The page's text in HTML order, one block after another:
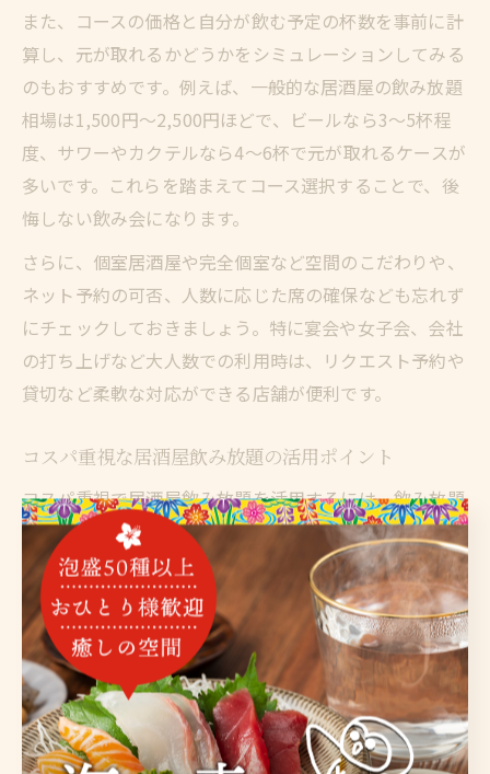
また、コースの価格と自分が飲む予定の杯数を事前に計
算し、元が取れるかどうかをシミュレーションしてみる
のもおすすめです。例えば、一般的な居酒屋の飲み放題
相場は1,500円〜2,500円ほどで、ビールなら3〜5杯程
度、サワーやカクテルなら4〜6杯で元が取れるケースが
多いです。これらを踏まえてコース選択することで、後
悔しない飲み会になります。
さらに、個室居酒屋や完全個室など空間のこだわりや、
ネット予約の可否、人数に応じた席の確保なども忘れず
にチェックしておきましょう。特に宴会や女子会、会社
の打ち上げなど大人数での利用時は、リクエスト予約や
貸切など柔軟な対応ができる店舗が便利です。
コスパ重視な居酒屋飲み放題の活用ポイント
コスパ重視で居酒屋飲み放題を活用するには、飲み放題
メニューの内容と自分の飲みたいドリンクが合っている
かを事前に確認することが肝心です。例えば、ビールや
日本酒、カクテルの種類が豊富な店舗はお酒好きには特
におすすめですが、ソフトドリンク中心の方は安いコー
スで十分な場合もあります。食べ飲み放題居酒屋を選ぶ
際は、料理の質や量もチェックしましょう。
また、時間無制限や3時間飲み放題など、長時間のプラ